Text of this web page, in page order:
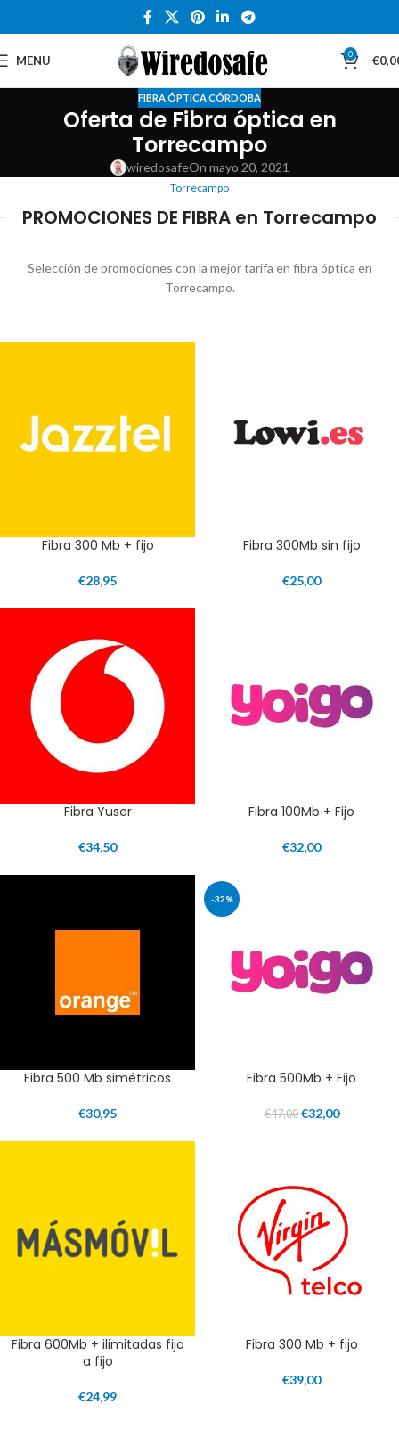
MENU 0 €
FIBRA ÓPTICA CÓRDOBA
Oferta de Fibra óptica en
Torrecampo
wiredosafeOn mayo 20, 2021
Torrecampo
PROMOCIONES DE FIBRA en Torrecampo
Selección de promociones con la mejor tarifa en fibra óptica en
Torrecampo.
Fibra 300 Mb + fijo
€28,95
Fibra 300Mb sin fijo
€25,00
Fibra Yuser
€34,50
Fibra 100Mb + Fijo
€32,00
Fibra 500 Mb simétricos
€30,95
-32%
Fibra 500Mb + Fijo
€47,00 €32,00
Fibra 600Mb + ilimitadas fijo
a fijo
€24,99
Fibra 300 Mb + fijo
€39,00